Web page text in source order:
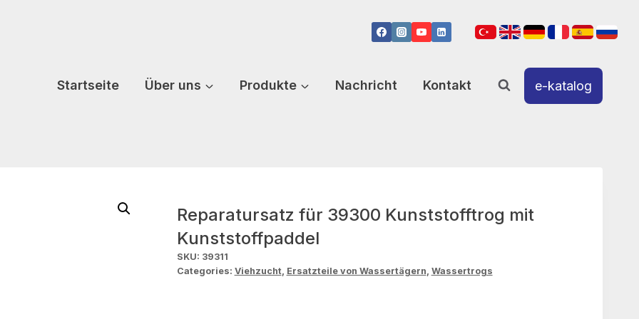
Startseite Über uns Produkte Nachricht Kontakt e-katalog
Reparatursatz für 39300 Kunststofftrog mit
Kunststoffpaddel
SKU: 39311
Categories: Viehzucht, Ersatzteile von Wassertägern, Wassertrogs